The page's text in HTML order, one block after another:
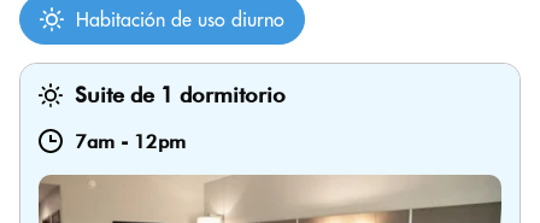
Habitación de uso diurno
Suite de 1 dormitorio
7am - 12pm